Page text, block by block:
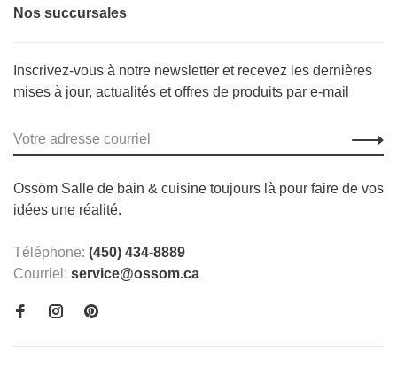
Nos succursales
Inscrivez-vous à notre newsletter et recevez les dernières
mises à jour, actualités et offres de produits par e-mail
Ossöm Salle de bain & cuisine toujours là pour faire de vos
idées une réalité.
Téléphone: (450) 434-8889
Courriel: service@ossom.ca